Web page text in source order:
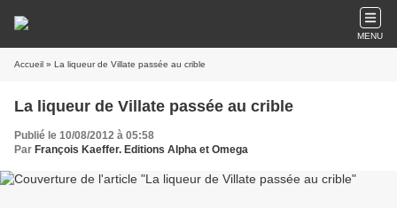
MENU
Accueil » La liqueur de Villate passée au crible
La liqueur de Villate passée au crible
Publié le 10/08/2012 à 05:58
Par François Kaeffer. Editions Alpha et Omega